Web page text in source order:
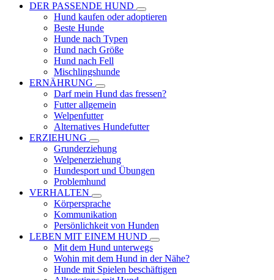
DER PASSENDE HUND
Hund kaufen oder adoptieren
Beste Hunde
Hunde nach Typen
Hund nach Größe
Hund nach Fell
Mischlingshunde
ERNÄHRUNG
Darf mein Hund das fressen?
Futter allgemein
Welpenfutter
Alternatives Hundefutter
ERZIEHUNG
Grunderziehung
Welpenerziehung
Hundesport und Übungen
Problemhund
VERHALTEN
Körpersprache
Kommunikation
Persönlichkeit von Hunden
LEBEN MIT EINEM HUND
Mit dem Hund unterwegs
Wohin mit dem Hund in der Nähe?
Hunde mit Spielen beschäftigen